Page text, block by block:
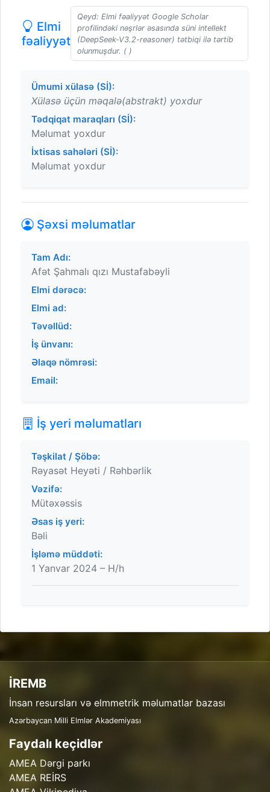
Elmi
fəaliyyət
Qeyd: Elmi fəaliyyət Google Scholar
profilindəki nəşrlər əsasında süni intellekt
(DeepSeek-V3.2-reasoner) tətbiqi ilə tərtib
olunmuşdur. ( )
Ümumi xülasə (Sİ):
Xülasə üçün məqalə(abstrakt) yoxdur
Tədqiqat maraqları (Sİ):
Məlumat yoxdur
İxtisas sahələri (Sİ):
Məlumat yoxdur
Şəxsi məlumatlar
Tam Adı:
Afət Şahmalı qızı Mustafabəyli
Elmi dərəcə:
Elmi ad:
Təvəllüd:
İş ünvanı:
Əlaqə nömrəsi:
Email:
İş yeri məlumatları
Təşkilat / Şöbə:
Rəyasət Heyəti / Rəhbərlik
Vəzifə:
Mütəxəssis
Əsas iş yeri:
Bəli
İşləmə müddəti:
1 Yanvar 2024 – H/h
İREMB
İnsan resursları və elmmetrik məlumatlar bazası
Azərbaycan Milli Elmlər Akademiyası
Faydalı keçidlər
AMEA Dərgi parkı
AMEA REİRS